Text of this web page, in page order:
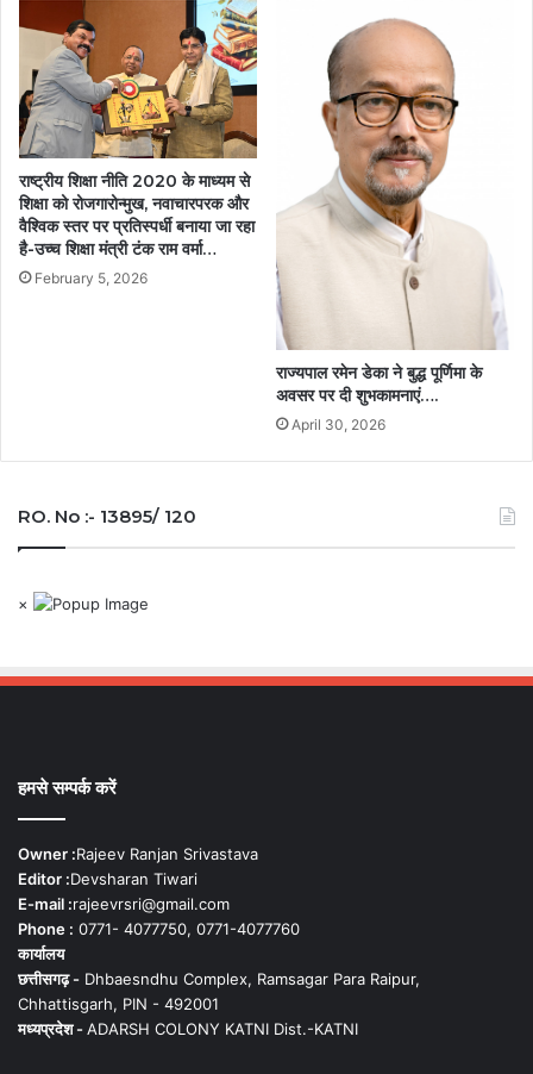
राष्ट्रीय शिक्षा नीति 2020 के माध्यम से
शिक्षा को रोजगारोन्मुख, नवाचारपरक और
वैश्विक स्तर पर प्रतिस्पर्धी बनाया जा रहा
है-उच्च शिक्षा मंत्री टंक राम वर्मा…
February 5, 2026
राज्यपाल रमेन डेका ने बुद्ध पूर्णिमा के
अवसर पर दी शुभकामनाएं….
April 30, 2026
RO. No :- 13895/ 120
×
हमसे सम्पर्क करें
Owner :Rajeev Ranjan Srivastava
Editor :Devsharan Tiwari
E-mail :rajeevrsri@gmail.com
Phone : 0771- 4077750, 0771-4077760
कार्यालय
छत्तीसगढ़ - Dhbaesndhu Complex, Ramsagar Para Raipur,
Chhattisgarh, PIN - 492001
मध्यप्रदेश -ADARSH COLONY KATNI Dist.-KATNI